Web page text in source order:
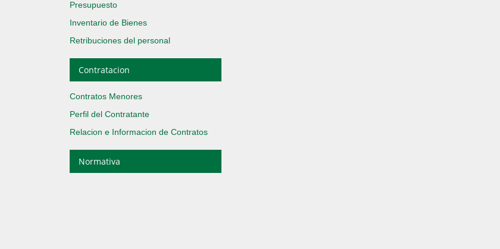
Presupuesto
Inventario de Bienes
Retribuciones del personal
Contratacion
Contratos Menores
Perfil del Contratante
Relacion e Informacion de Contratos
Normativa